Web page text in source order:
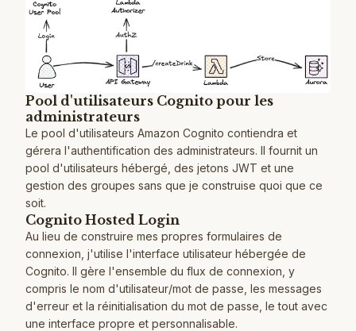
Pool d'utilisateurs Cognito pour les
administrateurs
Le pool d'utilisateurs Amazon Cognito contiendra et
gérera l'authentification des administrateurs. Il fournit un
pool d'utilisateurs hébergé, des jetons JWT et une
gestion des groupes sans que je construise quoi que ce
soit.
Cognito Hosted Login
Au lieu de construire mes propres formulaires de
connexion, j'utilise l'interface utilisateur hébergée de
Cognito. Il gère l'ensemble du flux de connexion, y
compris le nom d'utilisateur/mot de passe, les messages
d'erreur et la réinitialisation du mot de passe, le tout avec
une interface propre et personnalisable.